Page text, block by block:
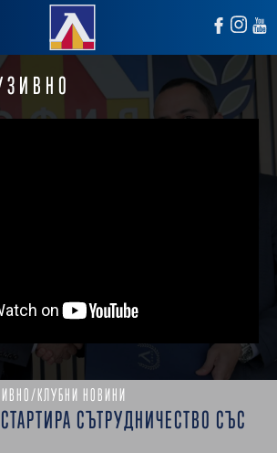
КЛУБНИ НОВИНИ
СЪТРУДНИЧЕСТВО СЪС